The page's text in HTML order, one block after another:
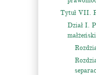
Tytuł VII.
Dział I.